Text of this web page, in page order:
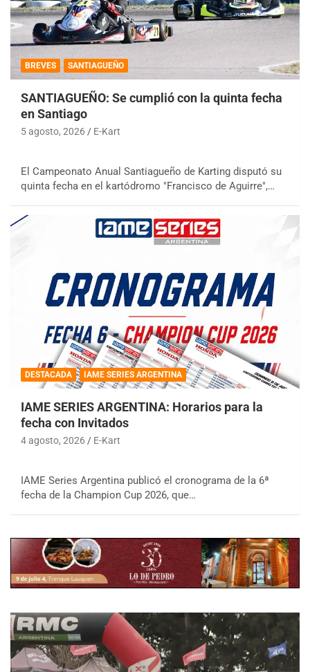
BREVES SANTIAGUEÑO
SANTIAGUEÑO: Se cumplió con la quinta fecha
en Santiago
5 agosto, 2026 E-Kart
El Campeonato Anual Santiagueño de Karting disputó su
quinta fecha en el kartódromo "Francisco de Aguirre",…
DESTACADA IAME SERIES ARGENTINA
IAME SERIES ARGENTINA: Horarios para la
fecha con Invitados
4 agosto, 2026 E-Kart
IAME Series Argentina publicó el cronograma de la 6ª
fecha de la Champion Cup 2026, que…